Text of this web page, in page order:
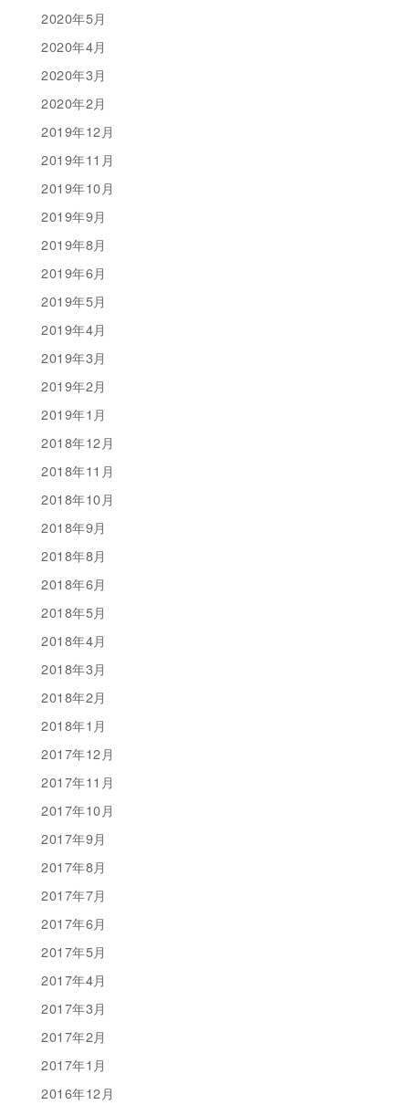
2020年5月
2020年4月
2020年3月
2020年2月
2019年12月
2019年11月
2019年10月
2019年9月
2019年8月
2019年6月
2019年5月
2019年4月
2019年3月
2019年2月
2019年1月
2018年12月
2018年11月
2018年10月
2018年9月
2018年8月
2018年6月
2018年5月
2018年4月
2018年3月
2018年2月
2018年1月
2017年12月
2017年11月
2017年10月
2017年9月
2017年8月
2017年7月
2017年6月
2017年5月
2017年4月
2017年3月
2017年2月
2017年1月
2016年12月